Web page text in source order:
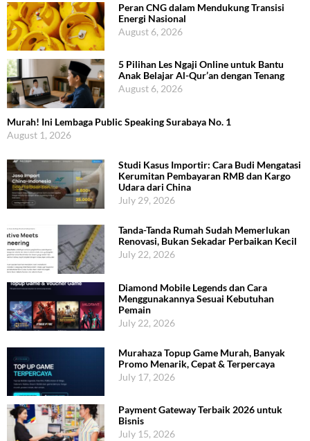
Peran CNG dalam Mendukung Transisi
Energi Nasional
August 6, 2026
5 Pilihan Les Ngaji Online untuk Bantu
Anak Belajar Al-Qur’an dengan Tenang
August 6, 2026
Murah! Ini Lembaga Public Speaking Surabaya No. 1
August 1, 2026
Studi Kasus Importir: Cara Budi Mengatasi
Kerumitan Pembayaran RMB dan Kargo
Udara dari China
July 29, 2026
Tanda-Tanda Rumah Sudah Memerlukan
Renovasi, Bukan Sekadar Perbaikan Kecil
July 22, 2026
Diamond Mobile Legends dan Cara
Menggunakannya Sesuai Kebutuhan
Pemain
July 22, 2026
Murahaza Topup Game Murah, Banyak
Promo Menarik, Cepat & Terpercaya
July 17, 2026
Payment Gateway Terbaik 2026 untuk
Bisnis
July 15, 2026